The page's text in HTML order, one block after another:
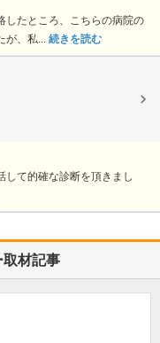
したところ、こちらの病院の
が、私... 続きを読む
して的確な診断を頂きまし
取材記事